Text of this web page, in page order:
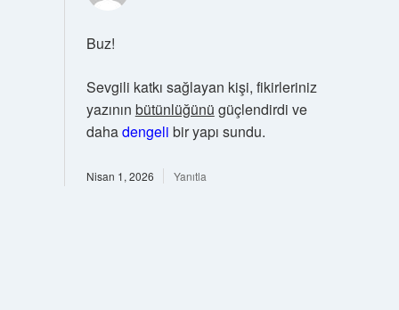
Buz!
Sevgili katkı sağlayan kişi, fikirleriniz
yazının bütünlüğünü güçlendirdi ve
dahadengeli bir yapı sundu.
Nisan 1, 2026 Yanıtla